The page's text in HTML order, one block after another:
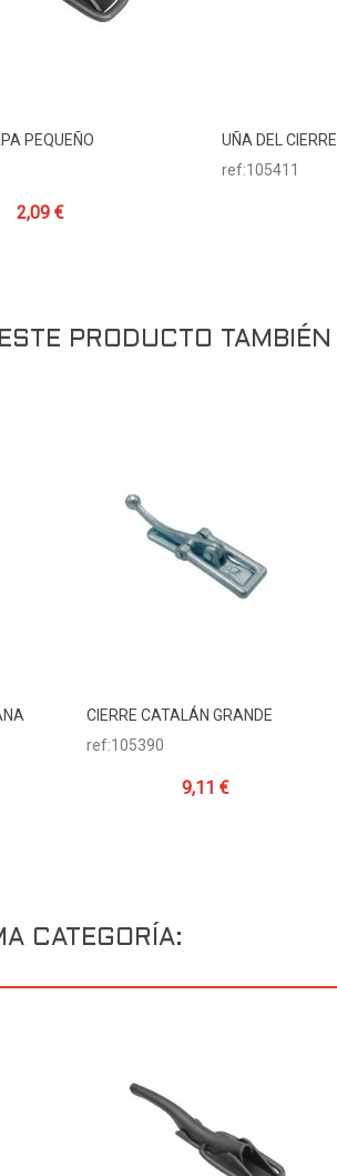
Al Carrito
PEQUEÑO
2,09 €
Añadir
UÑA DEL
ref:105411
PRODUCTO
Añadir Al Carrito
CIERRE CATALÁN GRANDE
ref:105390
9,11 €
CATEGORÍA: